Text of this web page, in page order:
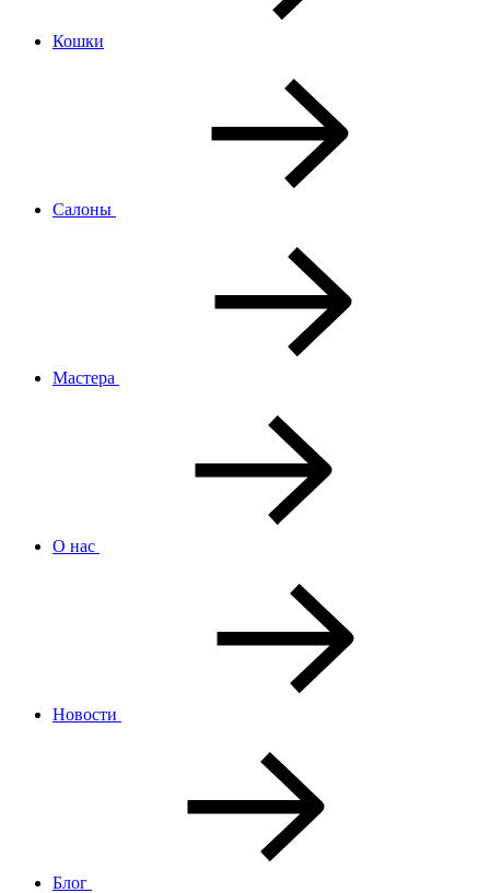
Кошки
Салоны
Мастера
О нас
Новости
Блог